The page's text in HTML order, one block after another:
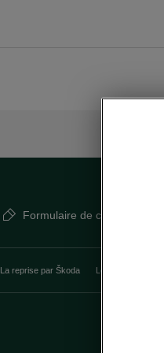
Formulaire de contact
La reprise par Škoda Le stock par
Offres et
Le